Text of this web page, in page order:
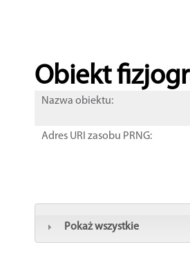
Obiekt
Nazwa obiektu:
Adres URI zasobu PRNG:
Pokaż wszystkie